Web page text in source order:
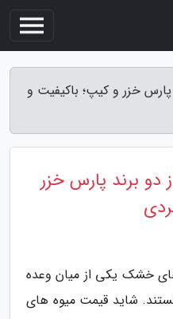
خزر و کیپ؛ باکیفیت و
دو برند پارس خزر
خشک یکی از میان وعده
شاید قیمت میوه های